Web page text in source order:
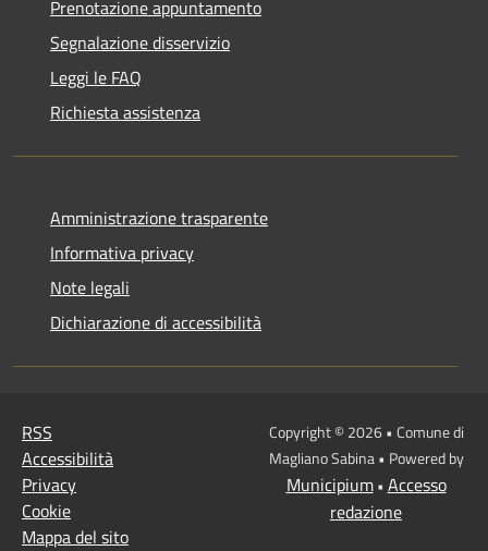
Prenotazione appuntamento
Segnalazione disservizio
Leggi le FAQ
Richiesta assistenza
Amministrazione trasparente
Informativa privacy
Note legali
Dichiarazione di accessibilità
RSS
Accessibilità
Privacy
Cookie
Mappa del sito
Copyright © 2026 • Comune di
Magliano Sabina • Powered by
Municipium• Accesso
redazione